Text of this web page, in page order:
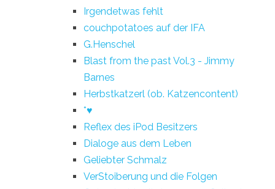
Irgendetwas fehlt
couchpotatoes auf der IFA
G.Henschel
Blast from the past Vol.3 - Jimmy
Barnes
Herbstkatzerl (ob. Katzencontent)
*♥
Reflex des iPod Besitzers
Dialoge aus dem Leben
Geliebter Schmalz
VerStoiberung und die Folgen